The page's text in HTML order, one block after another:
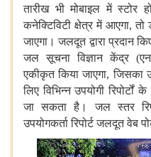
तारीख भी मोबाइल में स्टोर
कनेक्टिविटी क्षेत्र में आएगा,तो
जाएगा। जलदूत द्वारा प्रदान
जल सूचना विज्ञान केंद्र(
एकीकृत किया जाएगा,जिसका
लिए विभिन्न उपयोगी रिपोर्टों के
जा
सकता है। जल स्तर
उपयोगकर्ता रिपोर्ट जलदूत वेब